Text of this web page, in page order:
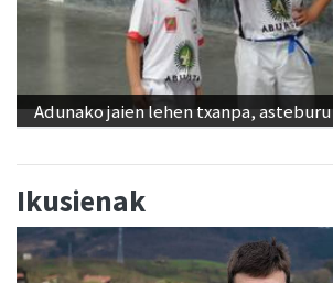
Adunako jaien lehen txanpa,
Ikusienak